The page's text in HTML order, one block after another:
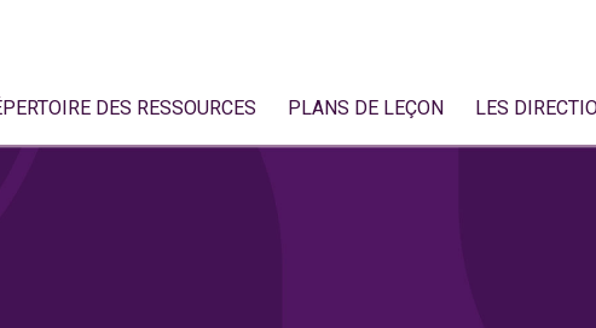
DES RESSOURCES PLANS DE LEÇON LES